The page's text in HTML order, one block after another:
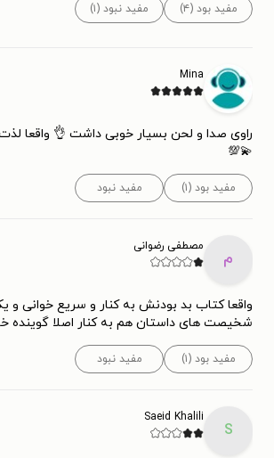
مفید بود (۴) مفید نبود (۱)
Mina
راوی صدا و لحن بسیار خوبی داشت 👌 واقعا
💫💯
مفید بود (۱) مفید نبود
م
مصطفی رضوانی
واقعا کتاب بد بودنش به کنار و سریع خوانی و
شخیصت های داستان هم به کنار اصلا
مفید بود (۱) مفید نبود
S
Saeid Khalili